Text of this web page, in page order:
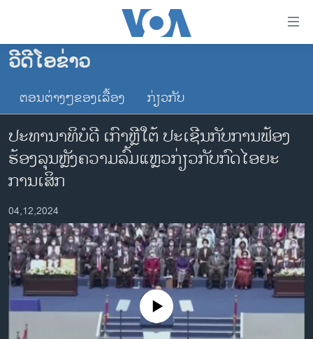
ເຂົ້າ
ຂ້າມ
ຂ້າມ
ໄປ
ຫາ
ຊອກ
ໂຮມເພຈ
ລາວ
ການເລືອກຕັ້ງ ປະທານາທີບໍດີ ສະຫະລັດ 2024
ຂ່າວ​ຈີນ
ເອເຊຍ
ອິດສະຫຼະພາບດ້ານການຂ່າວ
ຊີວິດຊາວລາວ
ຊຸມຊົນຊາວລາວ
ວິທະຍາສາດ-ເທັກໂນໂລຈີ
ວີດີໂອຂ່າວ
ຕອນຕ່າງໆຂອງເລື້ອງ ກ່ຽວກັບ
ປະທານາທິບໍດີ ເກົາຫຼີໃຕ້ ປະເຊີນກັບການຟ້ອງ
ຮ້ອງລຸນຫຼັງຄວາມລົ້ມແຫຼວກ່ຽວກັບກົດໄອຍະ
ການເສິກ
04,12,2024
No media source currently available